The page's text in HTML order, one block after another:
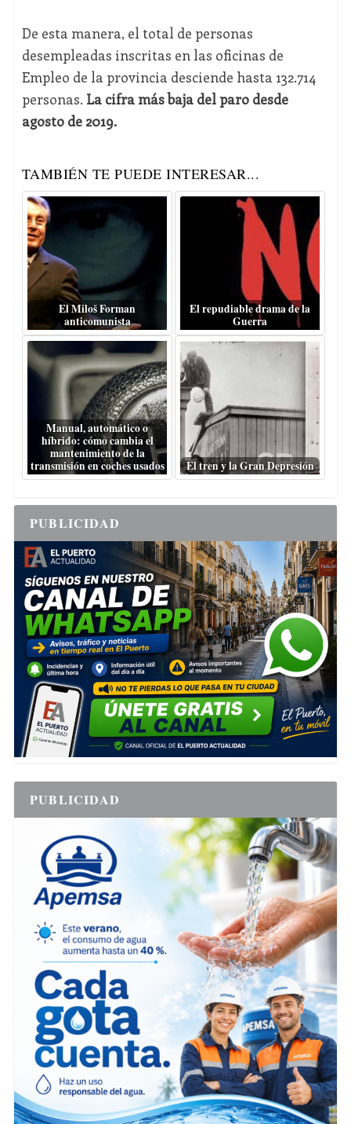
De esta manera, el total de personas
desempleadas inscritas en las oficinas de
Empleo de la provincia desciende hasta 132.714
personas. La cifra más baja del paro desde
agosto de 2019.
TAMBIÉN TE PUEDE INTERESAR...
El Miloš Forman
anticomunista
El repudiable drama de la
Guerra
Manual, automático o
híbrido: cómo cambia el
mantenimiento de la
transmisión en coches usados
El tren y la Gran Depresión
PUBLICIDAD
PUBLICIDAD